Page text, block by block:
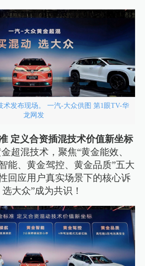
术发布现场。 一汽-大众供图 第1眼TV-华
龙网发
定义合资插混技术价值新坐标
超混技术，聚焦“黄金能效、
能、黄金驾控、黄金品质”五大
回应用户真实场景下的核心诉
大众”成为共识！